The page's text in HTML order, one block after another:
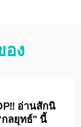
ง
อ่านสักนิ
กลยุทธ์” นี้